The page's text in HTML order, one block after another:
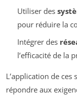
Utiliser des
pour réduire la
Intégrer des
l’efficacité de la
L’application de
répondre aux